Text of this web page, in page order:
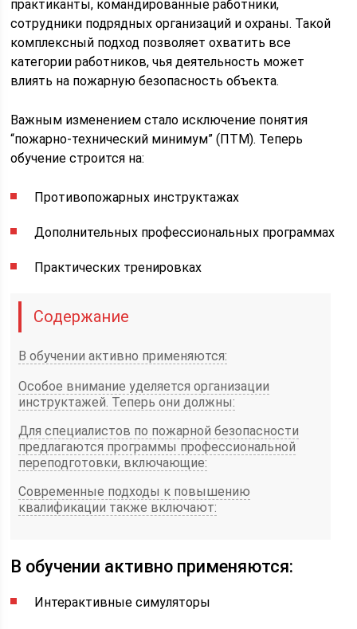
практиканты, командированные работники,
сотрудники подрядных организаций и охраны. Такой
комплексный подход позволяет охватить все
категории работников, чья деятельность может
влиять на пожарную безопасность объекта.
Важным изменением стало исключение понятия
“пожарно-технический минимум” (ПТМ). Теперь
обучение строится на:
Противопожарных инструктажах
Дополнительных профессиональных программах
Практических тренировках
Содержание
В обучении активно применяются:
Особое внимание уделяется организации
инструктажей. Теперь они должны:
Для специалистов по пожарной безопасности
предлагаются программы профессиональной
переподготовки, включающие:
Современные подходы к повышению
квалификации также включают:
В обучении активно применяются:
Интерактивные симуляторы